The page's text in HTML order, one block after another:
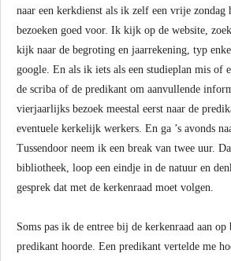
naar een kerkdienst als ik zelf een vrije zondag
bezoeken goed voor. Ik kijk op de website, zoek
kijk naar de begroting en jaarrekening, typ
google. En als ik iets als een studieplan mis of
de scriba of de predikant om aanvullende
vierjaarlijks bezoek meestal eerst naar de
eventuele kerkelijk werkers. En ga ’s avonds
Tussendoor neem ik een break van twee uur.
bibliotheek, loop een eindje in de natuur en
gesprek dat met de kerkenraad moet volgen.
Soms pas ik de entree bij de kerkenraad aan
predikant hoorde. Een predikant vertelde me